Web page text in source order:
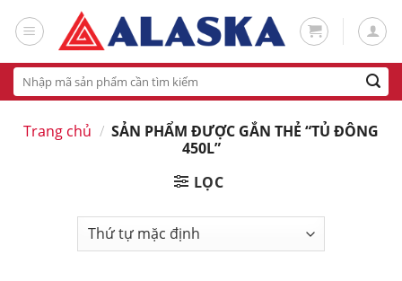
Tìm
kiếm:
Trang chủ / SẢN PHẨM ĐƯỢC GẮN THẺ “TỦ ĐÔNG
450L”
LỌC